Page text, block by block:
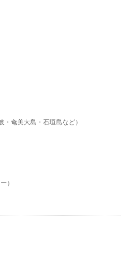
奄美大島・石垣島など）
）